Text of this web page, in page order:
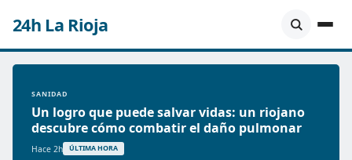
24h La Rioja
SANIDAD
Un logro que puede salvar vidas: un riojano
descubre cómo combatir el daño pulmonar
Hace 2h ÚLTIMA HORA